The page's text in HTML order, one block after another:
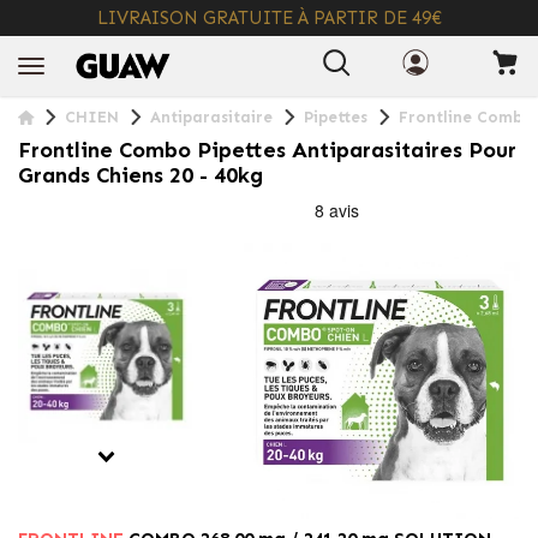
LIVRAISON GRATUITE À PARTIR DE 49€
CHIEN Antiparasitaire Pipettes Frontline
Frontline Combo Pipettes Antiparasitaires Pour
Grands Chiens 20 - 40kg